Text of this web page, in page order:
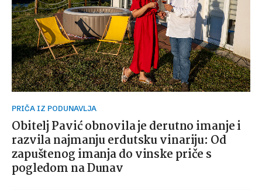
PRIČA IZ PODUNAVLJA
Obitelj Pavić obnovila je derutno imanje i
razvila najmanju erdutsku vinariju: Od
zapuštenog imanja do vinske priče s
pogledom na Dunav